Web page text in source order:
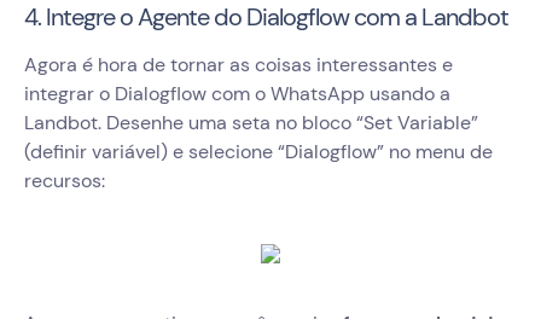
4. Integre o Agente do Dialogflow com a Landbot
Agora é hora de tornar as coisas interessantes e
integrar o Dialogflow com o WhatsApp usando a
Landbot. Desenhe uma seta no bloco “Set Variable”
(definir variável) e selecione “Dialogflow” no menu de
recursos: